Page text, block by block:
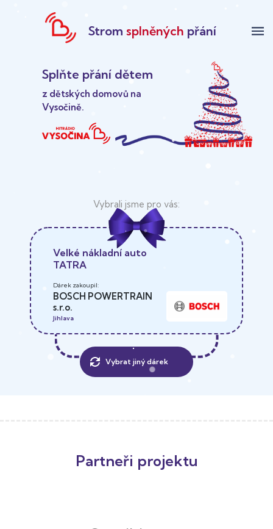
Strom splněných přání
Splňte přání dětem
z dětských domovů na
Vysočině.
Vybrat jiný dárek
Velké nákladní auto
TATRA
BOSCH POWERTRAIN
s.r.o.
Jihlava
Partneři projektu